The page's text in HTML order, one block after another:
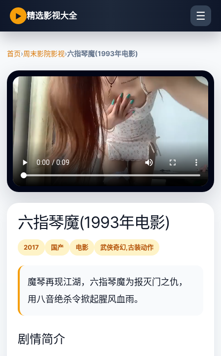
▶ 精选影视大全 ☰
首页›周末影院影视›六指琴魔(1993年电影)
六指琴魔(1993年电影)
2017 国产 电影 武侠奇幻,古装动作
魔琴再现江湖，六指琴魔为报灭门之仇，
用八音绝杀令掀起腥风血雨。
剧情简介